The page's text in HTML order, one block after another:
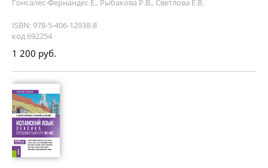
Гонсалес-Фернандес Е., Рыбакова Р.В., Светлова Е.В.
ISBN: 978-5-406-12938-8
код 692254
1 200 руб.